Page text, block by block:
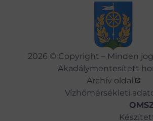
2026 © Copyright – Minden
Akadálymentesített
Archív oldal
Vízhőmérsékleti